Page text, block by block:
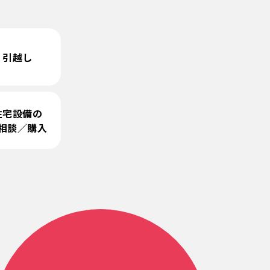
引越し
設備の
談／購入